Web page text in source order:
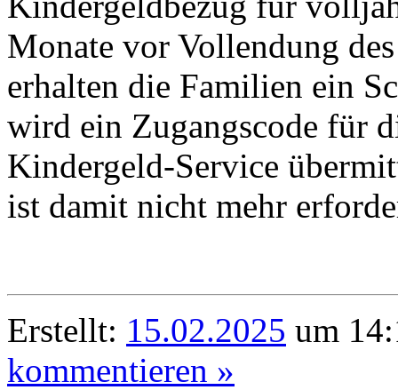
Monate vor Vollendung
erhalten die Familien ein
wird ein Zugangscode für
Kindergeld-Service
ist damit nicht mehr
Erstellt: 15.02.2025 um
kommentieren »